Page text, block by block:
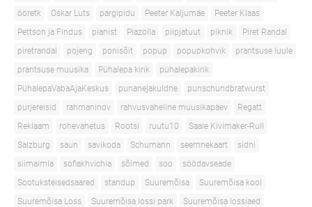
ööretk
Oskar Luts pargipidu Peeter Kaljumäe
Peeter Klaas
Pettson ja Findus
pianist Piazolla piipjatuut piknik
Piret Randal
piretrandal
pojeng ponisõit popup popupkohvik
prantsuse luule
prantsuse muusika
Pühalepa kirik
pühalepakirik
PühalepaVabaAjaKeskus
punanejakuldne
punschundbratwurst
purjereisid
rahmaninov rahvusvaheline muusikapäev
Regatt
Reklaam
rohevahetus Rootsi ruutu10
Saale Kivimaker-Rull
Salzburg
saun savikoda Schumann seemnekaart
sidni
siimaimla
sofiakhvichia sõlmed soo
söödavseade
Sootuksteisedsaared
standup Suuremõisa
Suuremõisa kool
Suuremõisa Loss
Suuremõisa lossi park
Suuremõisa lossiaed